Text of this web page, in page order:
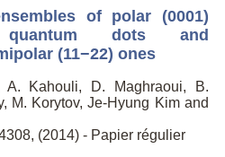
of polar (0001)
quantum dots and
(11−22) ones
A. Kahouli, D. Maghraoui, B.
M. Korytov, Je-Hyung Kim and
(2014) - Papier régulier